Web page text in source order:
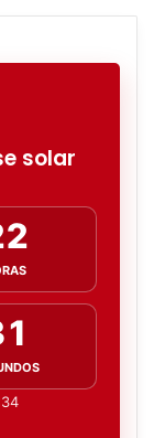
solar